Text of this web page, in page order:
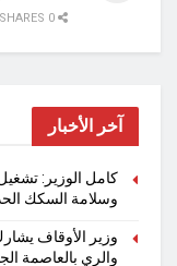
آخر الأخبار
كامل الوزير:
وسلامة السكك
وزير الأوقاف
والري بالعاصمة